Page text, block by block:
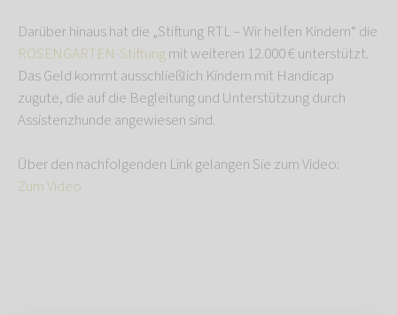
Darüber hinaus hat die „Stiftung RTL – Wir helfen Kindern“ die
ROSENGARTEN-Stiftungmit weiteren 12.000 € unterstützt.
Das Geld kommt ausschließlich Kindern mit Handicap
zugute, die auf die Begleitung und Unterstützung durch
Assistenzhunde angewiesen sind.
Über den nachfolgenden Link gelangen Sie zum Video:
Zum Video